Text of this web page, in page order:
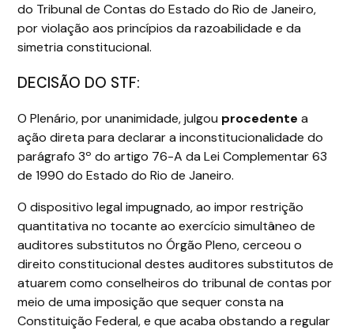
do Tribunal de Contas do Estado do Rio de Janeiro,
por violação aos princípios da razoabilidade e da
simetria constitucional.
DECISÃO DO STF:
O Plenário, por unanimidade, julgou procedente a
ação direta para declarar a inconstitucionalidade do
parágrafo 3º do artigo 76-A da Lei Complementar 63
de 1990 do Estado do Rio de Janeiro.
O dispositivo legal impugnado, ao impor restrição
quantitativa no tocante ao exercício simultâneo de
auditores substitutos no Órgão Pleno, cerceou o
direito constitucional destes auditores substitutos de
atuarem como conselheiros do tribunal de contas por
meio de uma imposição que sequer consta na
Constituição Federal, e que acaba obstando a regular